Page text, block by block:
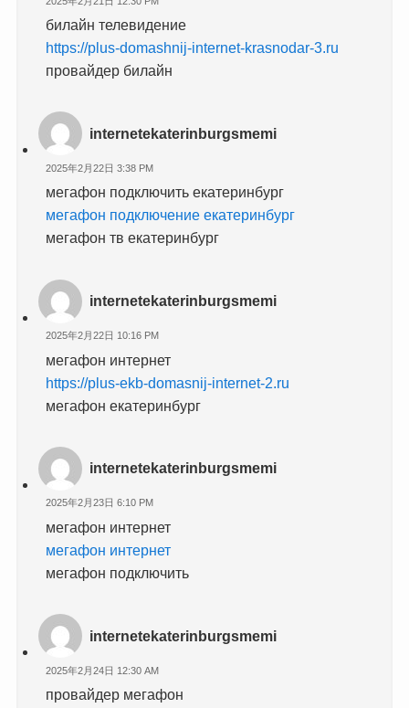
билайн телевидение
https://plus-domashnij-internet-krasnodar-3.ru
провайдер билайн
internetekaterinburgsmemi
2025年2月22日 3:38 PM
мегафон подключить екатеринбург
мегафон подключение екатеринбург
мегафон тв екатеринбург
internetekaterinburgsmemi
2025年2月22日 10:16 PM
мегафон интернет
https://plus-ekb-domasnij-internet-2.ru
мегафон екатеринбург
internetekaterinburgsmemi
2025年2月23日 6:10 PM
мегафон интернет
мегафон интернет
мегафон подключить
internetekaterinburgsmemi
2025年2月24日 12:30 AM
провайдер мегафон